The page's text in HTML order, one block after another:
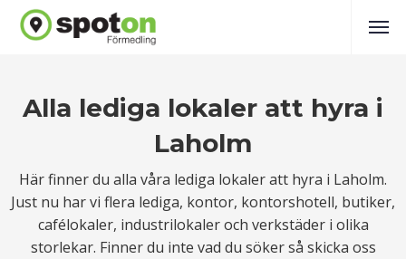
Alla lediga lokaler att hyra i
Laholm
Här finner du alla våra lediga lokaler att hyra i Laholm.
Just nu har vi flera lediga, kontor, kontorshotell, butiker,
cafélokaler, industrilokaler och verkstäder i olika
storlekar. Finner du inte vad du söker så skicka oss